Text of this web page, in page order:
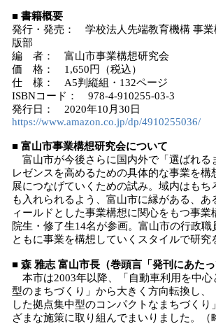
■ 書籍概要
発行・発売： 学校法人先端教育機構 事業
版部
編 者： 富山市事業構想研究会
価 格： 1,650円（税込）
仕 様： A5判縦組・132ページ
ISBNコード： 978-4-910255-03-3
発行日： 2020年10月30日
https://www.amazon.co.jp/dp/4910255036/
■ 富山市事業構想研究会について
富山市が今後さらに国内外で「選ばれる
レゼンスを高めるための具体的な事業を構
展につなげていくための試み。域内はもち
も入れられるよう、富山市に縁がある、あ
ィールドとした事業構想に関心をもつ事業
院生・修了生14名が参画。富山市の行政職
ともに事業を構想していくスタイルで研究
■ 森 雅志 富山市長（巻頭言「発刊にあたっ
本市は2003年以降、「自動車利用を中心
型のまちづくり」から大きく方向転換し、
した拠点集中型のコンパクトなまちづくり
ざまな施策に取り組んでまいりました。（